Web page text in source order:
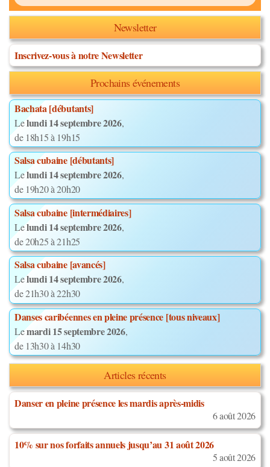
Newsletter
Inscrivez-vous à notre Newsletter
Prochains événements
Bachata [débutants]
Lelundi 14 septembre 2026,
de 18h15 à 19h15
Salsa cubaine [débutants]
Lelundi 14 septembre 2026,
de 19h20 à 20h20
Salsa cubaine [intermédiaires]
Lelundi 14 septembre 2026,
de 20h25 à 21h25
Salsa cubaine [avancés]
Lelundi 14 septembre 2026,
de 21h30 à 22h30
Danses caribéennes en pleine présence [tous niveaux]
Lemardi 15 septembre 2026,
de 13h30 à 14h30
Articles récents
Danser en pleine présence les mardis après-midis
6 août 2026
10% sur nos forfaits annuels jusqu’au 31 août 2026
5 août 2026